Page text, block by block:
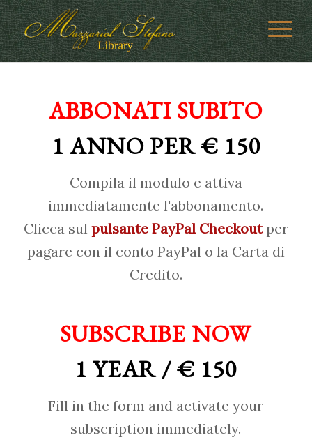
ABBONATI SUBITO
1 ANNO PER € 150
Compila il modulo e attiva
immediatamente l'abbonamento.
Clicca sul pulsante PayPal Checkoutper
pagare con il conto PayPal o la Carta di
Credito.
SUBSCRIBE NOW
1 YEAR / € 150
Fill in the form and activate your
subscription immediately.